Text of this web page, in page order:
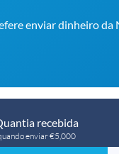
enviar dinheiro da
recebida
enviar €5,000